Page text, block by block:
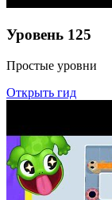
Уровень 125
Простые уровни
Открыть гид